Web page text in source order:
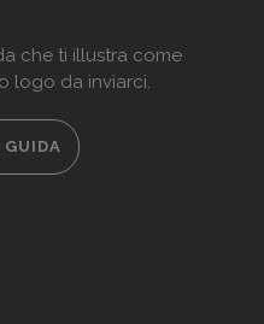
che ti illustra come
logo da inviarci.
GUIDA